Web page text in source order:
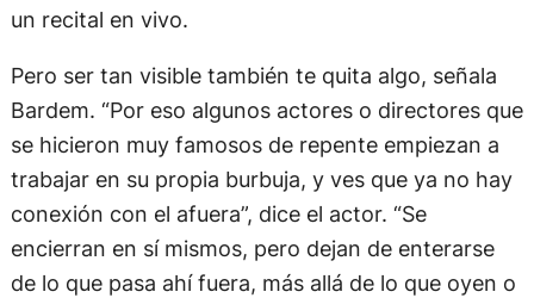
un recital en vivo.
Pero ser tan visible también te quita algo, señala
Bardem. “Por eso algunos actores o directores que
se hicieron muy famosos de repente empiezan a
trabajar en su propia burbuja, y ves que ya no hay
conexión con el afuera”, dice el actor. “Se
encierran en sí mismos, pero dejan de enterarse
de lo que pasa ahí fuera, más allá de lo que oyen o